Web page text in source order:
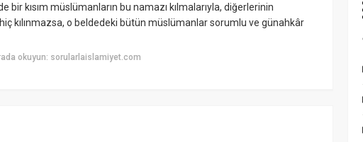
kısım müslümanların bu namazı kılmalarıyla, diğerlerinin
kılınmazsa, o beldedeki bütün müslümanlar sorumlu ve günahkâr
okuyun: sorularlaislamiyet.com